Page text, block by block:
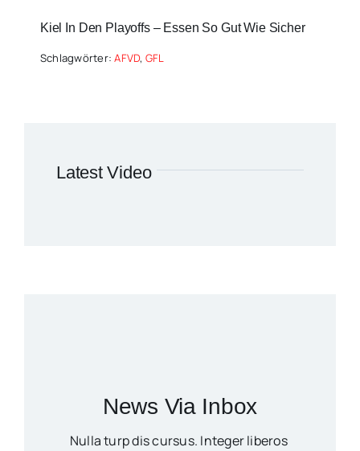
Kiel In Den Playoffs – Essen So Gut Wie Sicher
Schlagwörter:AFVD, GFL
Latest Video
News Via Inbox
Nulla turp dis cursus. Integer liberos